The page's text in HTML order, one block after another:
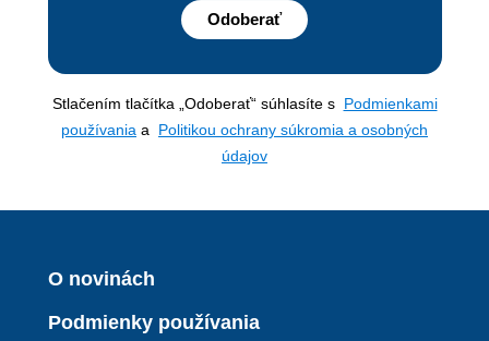
Odoberať
Stlačením tlačítka „Odoberať“ súhlasíte s Podmienkami
používania a Politikou ochrany súkromia a osobných
údajov
O novinách
Podmienky používania